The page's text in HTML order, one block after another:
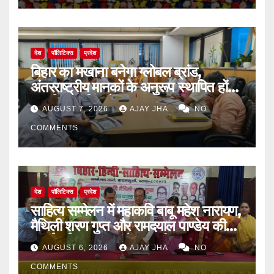
देश पॉलिटिक्स प्रदेश
बिहार का मखाना बनेगा ग्लोबल ब्रांड,
अंतरराष्ट्रीय मानकों के अनुरूप स्थापित होंगे
आधुनिक पॉपिंग सेंटर
AUGUST 7, 2026 AJAY JHA NO
COMMENTS
देश पॉलिटिक्स प्रदेश
साहित्य सम्मेलन में महाकवि बाबू महेश नारायण,
मैथिली शरण गुप्त और रामदयाल पाण्डेय की
मनाई गई जयंती, 72वें जन्म-दिवस पर
बिन्देश्वर गुप्ता हुए सम्मानित
AUGUST 6, 2026 AJAY JHA NO
COMMENTS